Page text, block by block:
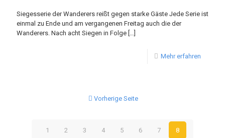
Siegesserie der Wanderers reißt gegen starke Gäste Jede Serie ist
einmal zu Ende und am vergangenen Freitag auch die der
Wanderers. Nach acht Siegen in Folge […]
Mehr erfahren
Vorherige Seite
1 2 3 4 5 6 7 8